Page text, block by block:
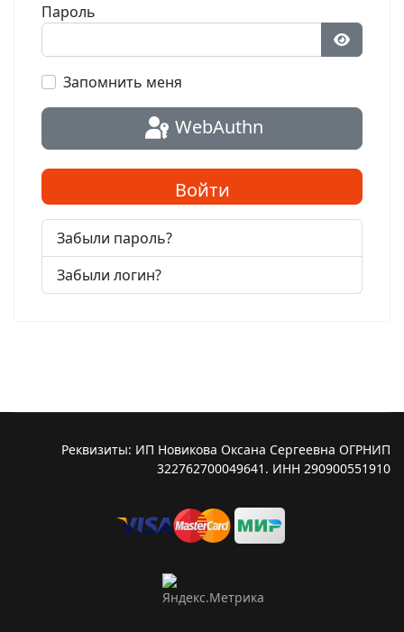
Пароль
Запомнить меня
WebAuthn
Войти
Забыли пароль?
Забыли логин?
Реквизиты: ИП Новикова Оксана Сергеевна ОГРНИП
322762700049641. ИНН 290900551910